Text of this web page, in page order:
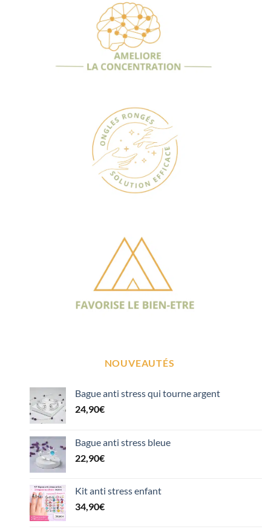
NOUVEAUTÉS
Bague anti stress qui tourne argent
24,90€
Bague anti stress bleue
22,90€
Kit anti stress enfant
34,90€